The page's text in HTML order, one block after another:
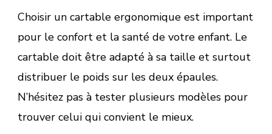
Choisir un cartable ergonomique est important
pour le confort et la santé de votre enfant. Le
cartable doit être adapté à sa taille et surtout
distribuer le poids sur les deux épaules.
N’hésitez pas à tester plusieurs modèles pour
trouver celui qui convient le mieux.